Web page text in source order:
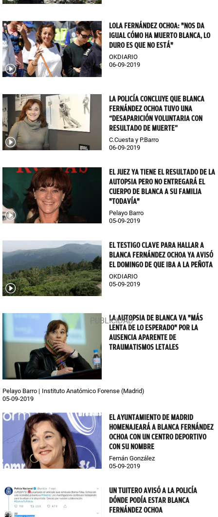
LOLA FERNÁNDEZ OCHOA: "NOS DA
IGUAL CÓMO HA MUERTO BLANCA, LO
DURO ES QUE NO ESTÁ"
OKDIARIO
06-09-2019
LA POLICÍA CONCLUYE QUE BLANCA
FERNÁNDEZ OCHOA TUVO UNA
“DESAPARICIÓN VOLUNTARIA CON
RESULTADO DE MUERTE”
C.Cuesta y P.Barro
06-09-2019
EL JUEZ YA TIENE EL RESULTADO DE LA
AUTOPSIA PERO NO ENTREGARÁ EL
CUERPO DE BLANCA A SU FAMILIA
"TODAVÍA"
Pelayo Barro
05-09-2019
EL TESTIGO CLAVE PARA HALLAR A
BLANCA FERNÁNDEZ OCHOA YA AVISÓ
EL DOMINGO DE QUE IBA A LA PEÑOTA
OKDIARIO
05-09-2019
LA AUTOPSIA DE BLANCA VA "MÁS
LENTA DE LO ESPERADO" POR LA
AUSENCIA APARENTE DE
TRAUMATISMOS LETALES
Pelayo Barro
Instituto Anatómico Forense (Madrid)
05-09-2019
EL AYUNTAMIENTO DE MADRID
HOMENAJEARÁ A BLANCA FERNÁNDEZ
OCHOA CON UN CENTRO DEPORTIVO
CON SU NOMBRE
Fernán González
05-09-2019
UN TUITERO AVISÓ A LA POLICÍA
DÓNDE PODÍA ESTAR BLANCA
FERNÁNDEZ OCHOA